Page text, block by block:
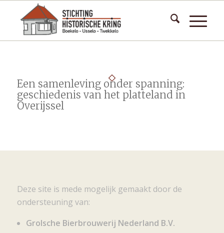
Een samenleving onder spanning:
geschiedenis van het platteland in
Overijssel
Deze site is mede mogelijk gemaakt door de
ondersteuning van:
Grolsche Bierbrouwerij Nederland B.V.